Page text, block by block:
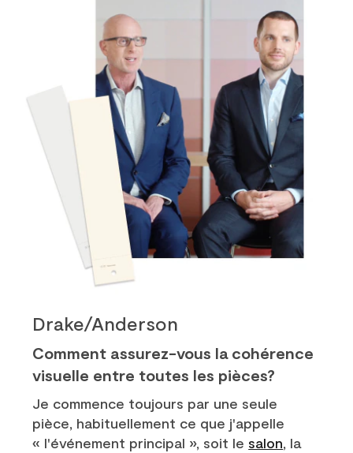
Drake/Anderson
Comment assurez-vous la cohérence
visuelle entre toutes les pièces?
Je commence toujours par une seule
pièce, habituellement ce que j'appelle
« l'événement principal », soit le salon, la